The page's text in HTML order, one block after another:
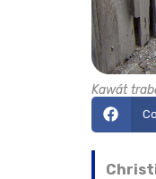
Kawát